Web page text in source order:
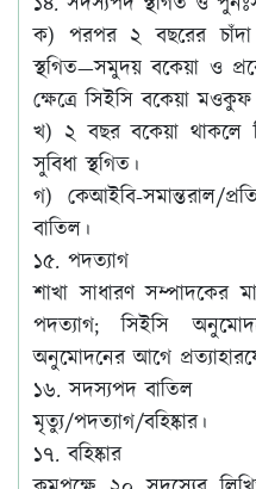
ক) পরপর ২ বছরের
স্থগিত—সমুদয় বকেয়া ও
ক্ষেত্রে সিইসি বকেয়া
খ) ২ বছর বকেয়া থাকলে
সুবিধা স্থগিত।
গ) কেআইবি-সমান্তরাল/
বাতিল।
১৫. পদত্যাগ
শাখা সাধারণ সম্পাদকের
পদত্যাগ; সিইসি
অনুমোদনের আগে
১৬. সদস্যপদ বাতিল
মৃত্যু/পদত্যাগ/বহিষ্কার।
১৭. বহিষ্কার